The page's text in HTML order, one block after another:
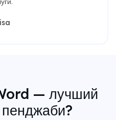
— лучший